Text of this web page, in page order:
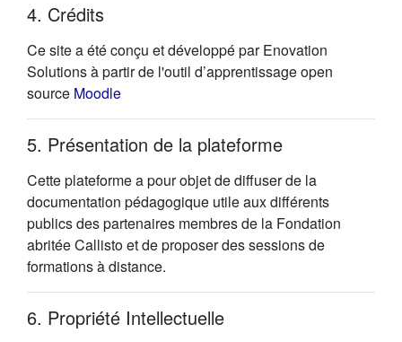
4. Crédits
Ce site a été conçu et développé par Enovation
Solutions à partir de l'outil d’apprentissage open
source Moodle(s'ouvre dans un nouvel onglet)
5. Présentation de la plateforme
Cette plateforme a pour objet de diffuser de la
documentation pédagogique utile aux différents
publics des partenaires membres de la Fondation
abritée Callisto et de proposer des sessions de
formations à distance.
6. Propriété Intellectuelle